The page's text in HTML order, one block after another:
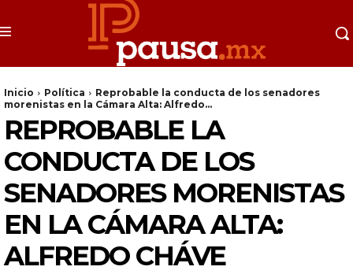
Inicio Política
Reprobable la conducta de los senadores
morenistas en la Cámara Alta: Alfredo...
REPROBABLE LA
CONDUCTA DE LOS
SENADORES MORENISTAS
EN LA CÁMARA ALTA:
ALFREDO CHÁVE